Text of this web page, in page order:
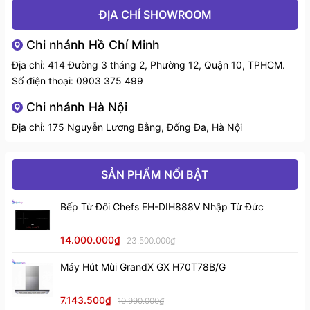
Kem làm sạch bếp từ Almawin
Một trong những ưu điểm nổi bật của nước lau bếp từ
hữu cơ Almawin chính là tính an toàn cho sức khỏe.
Được sản xuất từ các thành phần tự nhiên và hữu cơ,
kem lau bếp từ hữu cơ Almawin không chứa bất kỳ
ĐỊA CHỈ SHOWROOM
Chi nhánh Hồ Chí Minh
Địa chỉ: 414 Đường 3 tháng 2, Phường 12, Quận 10, TPHCM.
Số điện thoại: 0903 375 499
Chi nhánh Hà Nội
Địa chỉ: 175 Nguyễn Lương Bằng, Đống Đa, Hà Nội
SẢN PHẨM NỔI BẬT
Bếp Từ Đôi Chefs EH-DIH888V Nhập Từ Đức
14.000.000₫ 23.500.000₫
Máy Hút Mùi GrandX GX H70T78B/G
7.143.500₫ 10.990.000₫